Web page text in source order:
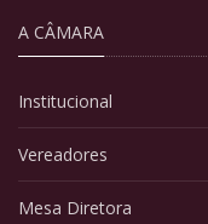
A CÂMARA
Institucional
Vereadores
Mesa Diretora